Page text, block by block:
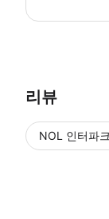
리뷰
NOL 인터파